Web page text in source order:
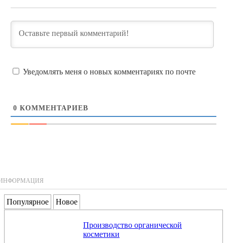
Уведомлять меня о новых комментариях по почте
0 КОММЕНТАРИЕВ
Популярное Новое
Производство органической
косметики